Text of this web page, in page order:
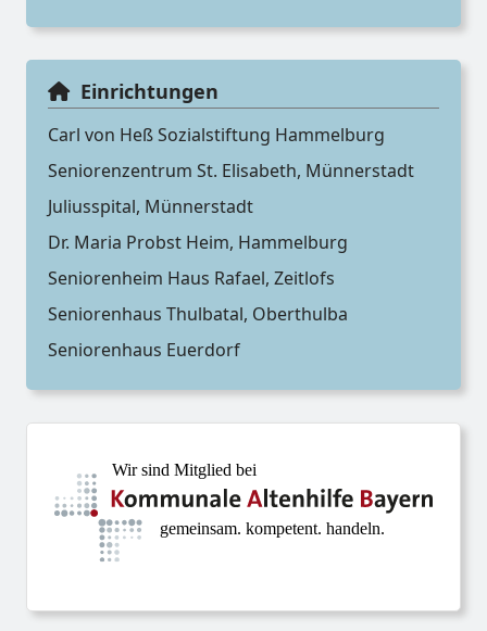
Einrichtungen
Carl von Heß Sozialstiftung Hammelburg
Seniorenzentrum St. Elisabeth, Münnerstadt
Juliusspital, Münnerstadt
Dr. Maria Probst Heim, Hammelburg
Seniorenheim Haus Rafael, Zeitlofs
Seniorenhaus Thulbatal, Oberthulba
Seniorenhaus Euerdorf